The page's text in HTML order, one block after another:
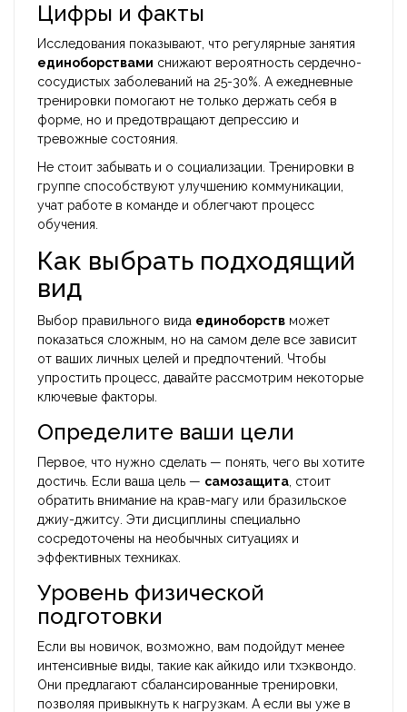
Цифры и факты
Исследования показывают, что регулярные занятия
единоборствами снижают вероятность сердечно-
сосудистых заболеваний на 25-30%. А ежедневные
тренировки помогают не только держать себя в
форме, но и предотвращают депрессию и
тревожные состояния.
Не стоит забывать и о социализации. Тренировки в
группе способствуют улучшению коммуникации,
учат работе в команде и облегчают процесс
обучения.
Как выбрать подходящий
вид
Выбор правильного вида единоборств может
показаться сложным, но на самом деле все зависит
от ваших личных целей и предпочтений. Чтобы
упростить процесс, давайте рассмотрим некоторые
ключевые факторы.
Определите ваши цели
Первое, что нужно сделать — понять, чего вы хотите
достичь. Если ваша цель — самозащита , стоит
обратить внимание на крав-магу или бразильское
джиу-джитсу. Эти дисциплины специально
сосредоточены на необычных ситуациях и
эффективных техниках.
Уровень физической
подготовки
Если вы новичок, возможно, вам подойдут менее
интенсивные виды, такие как айкидо или тхэквондо.
Они предлагают сбалансированные тренировки,
позволяя привыкнуть к нагрузкам. А если вы уже в